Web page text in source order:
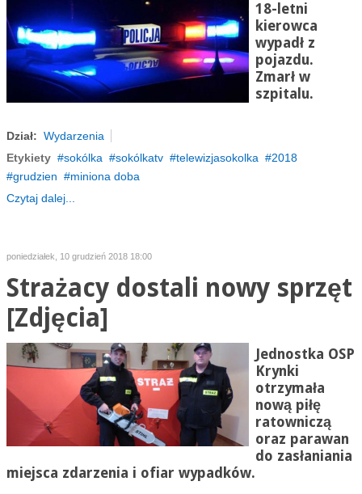
18-letni
kierowca
wypadł z
pojazdu.
Zmarł w
szpitalu.
Dział: Wydarzenia
Etykiety
sokólka sokólkatv telewizjasokolka
2018
grudzien
miniona doba
Czytaj dalej...
poniedziałek, 10 grudzień 2018 18:00
Strażacy dostali nowy sprzęt
[Zdjęcia]
Jednostka OSP
Krynki
otrzymała
nową piłę
ratowniczą
oraz parawan
do zasłaniania
miejsca zdarzenia i ofiar wypadków.